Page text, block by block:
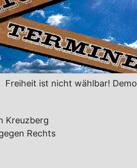
Freiheit ist nicht wählbar! Demo
Kreuzberg
Rechts